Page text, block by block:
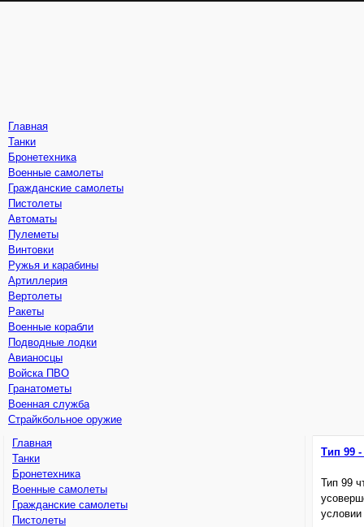
Главная
Танки
Бронетехника
Военные самолеты
Гражданские самолеты
Пистолеты
Автоматы
Пулеметы
Винтовки
Ружья и карабины
Артиллерия
Вертолеты
Ракеты
Военные корабли
Подводные лодки
Авианосцы
Войска ПВО
Гранатометы
Военная служба
Страйкбольное оружие
Главная
Танки
Бронетехника
Военные самолеты
Гражданские самолеты
Пистолеты
Тип 99 -
Тип 99